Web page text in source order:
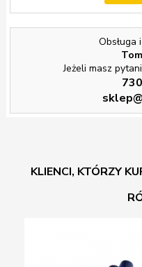
Obsługa
Jeżeli masz
KLIENCI, KTÓRZY